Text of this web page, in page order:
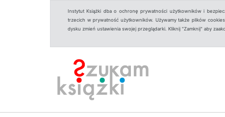
Instytut Książki dba o ochronę prywatności użytkowników i
trzecich w prywatność użytkowników. Używamy także plików
dysku zmień ustawienia swojej przeglądarki. Kliknij "Zamknij" aby